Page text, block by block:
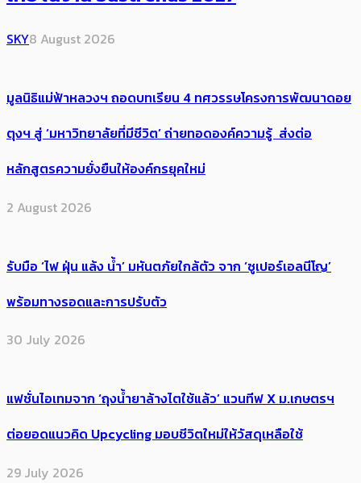
SKY8 August 2026
มูลนิธิแม่ฟ้าหลวงฯ ถอดบทเรียน 4 ทศวรรษโครงการพัฒนาดอย
ตุงฯ สู่ ‘มหาวิทยาลัยที่มีชีวิต’ ถ่ายทอดองค์ความรู้ ส่งต่อ
หลักสูตรความยั่งยืนให้องค์กรยุคใหม่
2 August 2026
รับมือ ‘ไฟ ฝุ่น แล้ง น้ำ’ มหันตภัยใกล้ตัว จาก ‘ซูเปอร์เอลนีโญ’
พร้อมทางรอดและการปรับตัว
30 July 2026
แฟชั่นไอเทมจาก ‘ถุงน้ำยาล้างไตใช้แล้ว’ แวนทีฟ X ม.เกษตรฯ
ต่อยอดแนวคิด Upcycling มอบชีวิตใหม่ให้วัสดุเหลือใช้
29 July 2026